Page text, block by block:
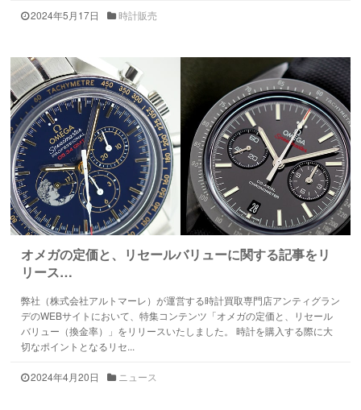
2024年5月17日 時計販売
オメガの定価と、リセールバリューに関する記事をリ
リース…
弊社（株式会社アルトマーレ）が運営する時計買取専門店アンティグラン
デのWEBサイトにおいて、特集コンテンツ「オメガの定価と、リセール
バリュー（換金率）」をリリースいたしました。 時計を購入する際に大
切なポイントとなるリセ...
2024年4月20日 ニュース